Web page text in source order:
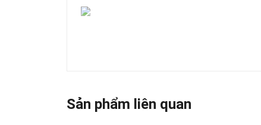
Sản phẩm liên quan